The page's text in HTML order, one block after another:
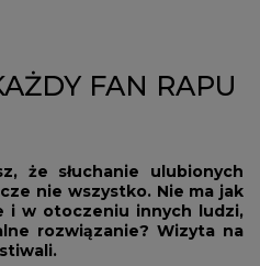
FAN RAPU
że słuchanie ulubionych
nie wszystko. Nie ma jak
i w otoczeniu innych ludzi,
rozwiązanie? Wizyta na